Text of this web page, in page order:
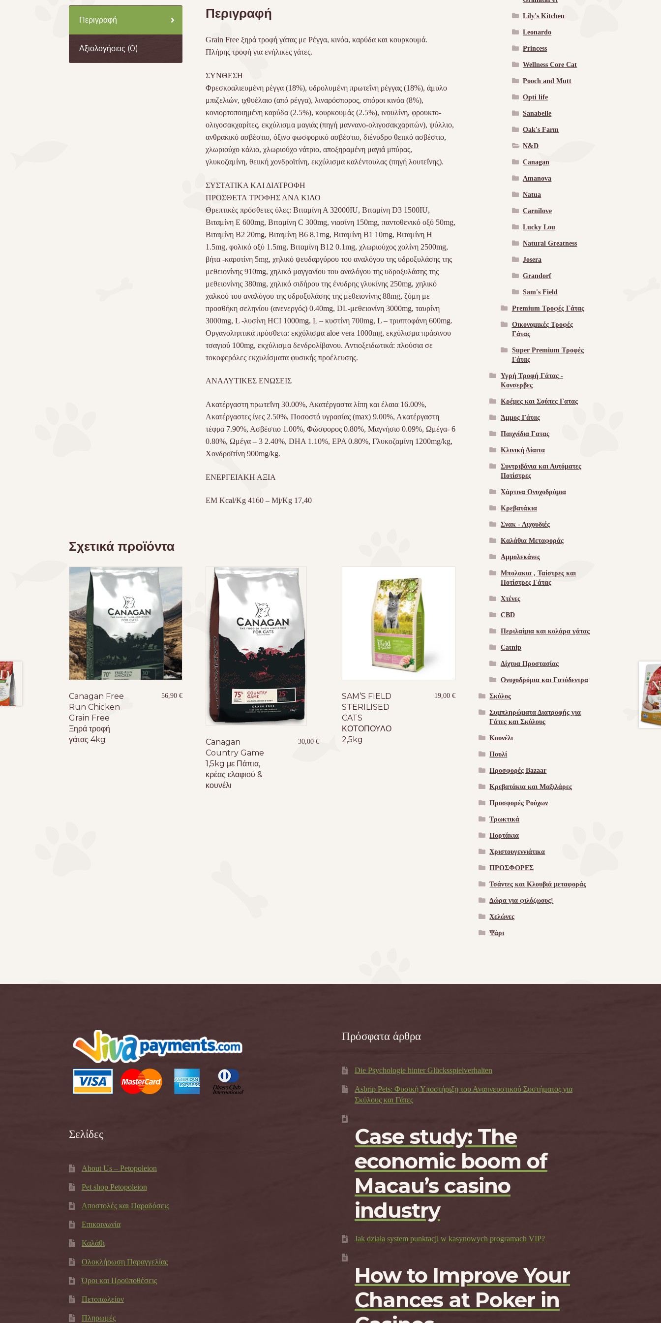
Περιγραφή
Αξιολογήσεις (0)
Περιγραφή
Grain Free ξηρά τροφή γάτας με Ρέγγα, κινόα, καρύδα και κουρκουμά.
Πλήρης τροφή για ενήλικες γάτες.
ΣΥΝΘΕΣΗ
Φρεσκοαλιευμένη ρέγγα (18%), υδρολυμένη πρωτεΐνη ρέγγας (18%), άμυλο
μπιζελιών, ιχθυέλαιο (από ρέγγα), λιναρόσπορος, σπόροι κινόα (8%),
κονιορτοποιημένη καρύδα (2.5%), κουρκουμάς (2.5%), ινουλίνη, φρουκτο-
ολιγοσακχαρίτες, εκχύλισμα μαγιάς (πηγή μαννανο-ολιγοσακχαριτών), ψύλλιο,
ανθρακικό ασβέστιο, όξινο φωσφορικό ασβέστιο, διένυδρο θειικό ασβέστιο,
χλωριούχο κάλιο, χλωριούχο νάτριο, αποξηραμένη μαγιά μπύρας,
γλυκοζαμίνη, θειική χονδροϊτίνη, εκχύλισμα καλέντουλας (πηγή λουτεΐνης).
ΣΥΣΤΑΤΙΚΑ ΚΑΙ ΔΙΑΤΡΟΦΗ
ΠΡΟΣΘΕΤΑ ΤΡΟΦΗΣ ΑΝΑ ΚΙΛΟ
Θρεπτικές πρόσθετες ύλες: Βιταμίνη Α 32000IU, Βιταμίνη D3 1500IU,
Βιταμίνη E 600mg, Βιταμίνη C 300mg, νιασίνη 150mg, παντοθενικό οξύ 50mg,
Βιταμίνη Β2 20mg, Βιταμίνη B6 8.1mg, Βιταμίνη Β1 10mg, Βιταμίνη H
1.5mg, φολικό οξύ 1.5mg, Bιταμίνη Β12 0.1mg, χλωριούχος χολίνη 2500mg,
βήτα -καροτίνη 5mg, χηλικό ψευδαργύρου του αναλόγου της υδροξυλάσης της
μεθειονίνης 910mg, χηλικό μαγγανίου του αναλόγου της υδροξυλάσης της
μεθειονίνης 380mg, χηλικό σιδήρου της ένυδρης γλυκίνης 250mg, χηλικό
χαλκού του αναλόγου της υδροξυλάσης της μεθειονίνης 88mg, ζύμη με
προσθήκη σεληνίου (ανενεργός) 0.40mg, DL-μεθειονίνη 3000mg, ταυρίνη
3000mg, L -λυσίνη HCI 1000mg, L – κυστίνη 700mg, L – τρυπτοφάνη 600mg.
Οργανοληπτικά πρόσθετα: εκχύλισμα aloe vera 1000mg, εκχύλισμα πράσινου
τσαγιού 100mg, εκχύλισμα δενδρολίβανου. Αντιοξειδωτικά: πλούσια σε
τοκοφερόλες εκχυλίσματα φυσικής προέλευσης.
ΑΝΑΛΥΤΙΚΕΣ ΕΝΩΣΕΙΣ
Ακατέργαστη πρωτεΐνη 30.00%, Ακατέργαστα λίπη και έλαια 16.00%,
Ακατέργαστες ίνες 2.50%, Ποσοστό υγρασίας (max) 9.00%, Ακατέργαστη
τέφρα 7.90%, Ασβέστιο 1.00%, Φώσφορος 0.80%, Μαγνήσιο 0.09%, Ωμέγα- 6
0.80%, Ωμέγα – 3 2.40%, DHA 1.10%, EPA 0.80%, Γλυκοζαμίνη 1200mg/kg,
Χονδροϊτίνη 900mg/kg.
ΕΝΕΡΓΕΙΑΚΗ ΑΞΙΑ
EM Kcal/Kg 4160 – Mj/Kg 17,40
Σχετικά προϊόντα
Canagan Free
Run Chicken
Grain Free
Ξηρά τροφή
γάτας 4kg
56,90€
Canagan
Country Game
1,5kg με Πάπια,
κρέας ελαφιού &
κουνέλι
30,00 €
SAM’S FIELD
STERILISED
CATS
ΚΟΤΟΠΟΥΛΟ
2,5kg
19,00€
Lily's Kitchen
Leonardo
Princess
Wellness Core Cat
Pooch and Mutt
Opti life
Sanabelle
Oak's Farm
N&D
Canagan
Amanova
Natua
Carnilove
Lucky Lou
Natural Greatness
Josera
Grandorf
Sam's Field
Premium Τροφές Γάτας
Οικονομικές Τροφές
Γάτας
Super Premium Τροφές
Γάτας
Υγρή Τροφή Γάτας -
Kονσερβες
Κρέμες και Σούπες Γατας
Άμμος Γάτας
Παιχνίδια Γατας
Κλινική Δίαιτα
Συντριβάνια και Αυτόματες
Ποτίστρες
Χάρτινα Ονυχοδρόμια
Κρεβατάκια
Σνακ - Λιχουδιές
Καλάθια Μεταφοράς
Αμμολεκάνες
Μπολακια , Ταίστρες και
Ποτίστρες Γάτας
Χτένες
CBD
Περιλαίμια και κολάρα γάτας
Catnip
Δίχτυα Προστασίας
Ονυχοδρόμια και Γατόδεντρα
Σκύλος
Συμπληρώματα Διατροφής για
Γάτες και Σκύλους
Κουνέλι
Πουλί
Προσφορές Bazaar
Κρεβατάκια και Μαξιλάρες
Προσφορές Ρούχων
Τρωκτικά
Πορτάκια
Χριστουγεννιάτικα
ΠΡΟΣΦΟΡΕΣ
Τσάντες και Κλουβιά μεταφοράς
Δώρα για φιλόζωους!
Χελώνες
Ψάρι
Σελίδες
About Us – Petopoleion
Pet shop Petopoleion
Αποστολές και Παραδόσεις
Επικοινωνία
Καλάθι
Ολοκλήρωση Παραγγελίας
Όροι και Προϋποθέσεις
Πετοπωλείον
Πληρωμές
Πρόσφατα άρθρα
Die Psychologie hinter Glücksspielverhalten
Asbrip Pets: Φυσική Υποστήριξη του Αναπνευστικού Συστήματος για
Σκύλους και Γάτες
Case study: The
economic boom of
Macau’s casino
industry
Jak działa system punktacji w kasynowych programach VIP?
How to Improve Your
Chances at Poker in